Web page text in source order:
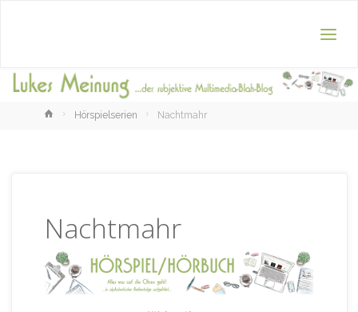
HomeHörspielserien Nachtmahr
Nachtmahr